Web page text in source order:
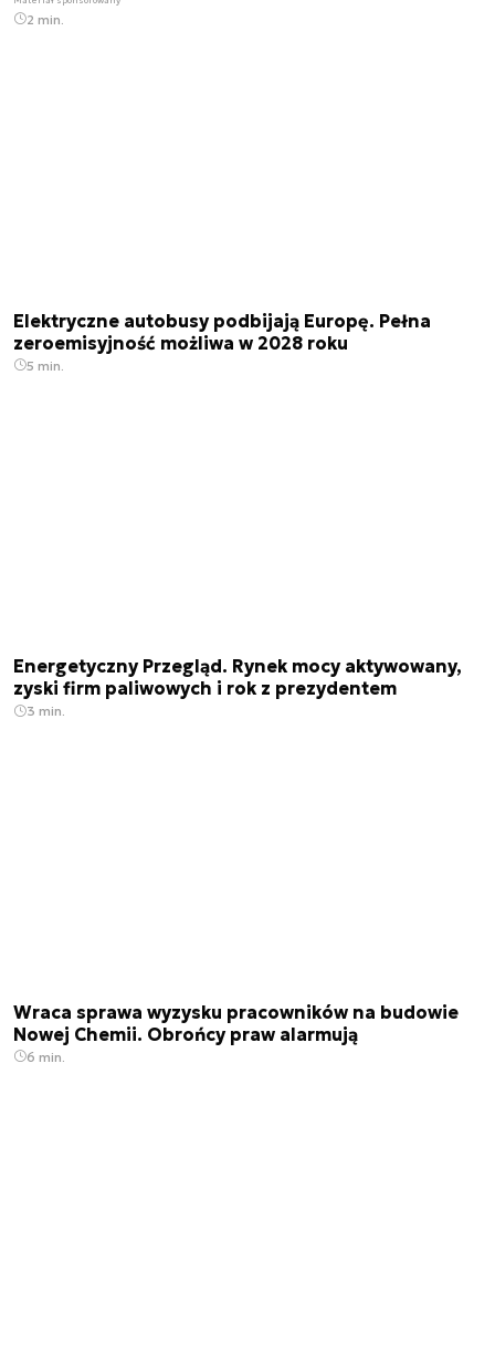
2 min.
Elektryczne autobusy podbijają Europę. Pełna
zeroemisyjność możliwa w 2028 roku
5 min.
Energetyczny Przegląd. Rynek mocy aktywowany,
zyski firm paliwowych i rok z prezydentem
3 min.
Wraca sprawa wyzysku pracowników na budowie
Nowej Chemii. Obrońcy praw alarmują
6 min.